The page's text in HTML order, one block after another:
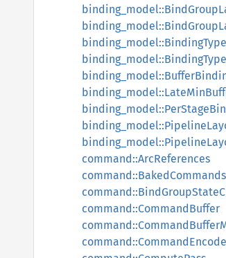
command::ArcReferences
command::BakedCommands
command::CommandBuffer